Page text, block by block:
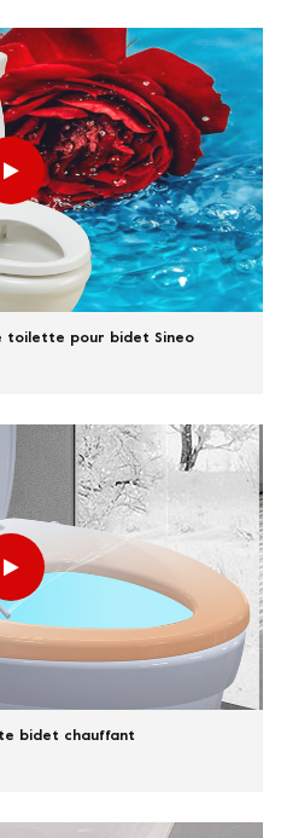
toilette pour bidet Sineo
bidet chauffant